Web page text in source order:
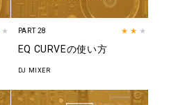
★ PART 28 ★★ ★
EQ CURVEの使い方
DJ MIXER